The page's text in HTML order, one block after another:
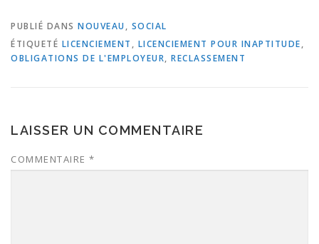
PUBLIÉ DANS NOUVEAU, SOCIAL
ÉTIQUETÉ LICENCIEMENT , LICENCIEMENT POUR INAPTITUDE,
OBLIGATIONS DE L'EMPLOYEUR, RECLASSEMENT
LAISSER UN COMMENTAIRE
COMMENTAIRE *